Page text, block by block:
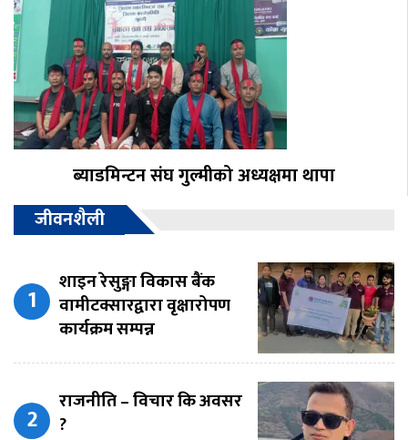
ब्याडमिन्टन संघ गुल्मीको अध्यक्षमा थापा
जीवनशैली
शाइन रेसुङ्गा विकास बैंक
वामीटक्सारद्वारा वृक्षारोपण
कार्यक्रम सम्पन्न
राजनीति – विचार कि अवसर
?